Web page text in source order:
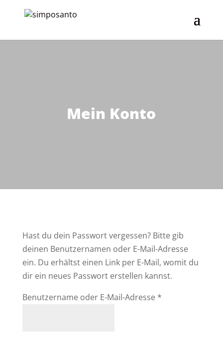
Mein Konto
Hast du dein Passwort vergessen? Bitte gib
deinen Benutzernamen oder E-Mail-Adresse
ein. Du erhältst einen Link per E-Mail, womit du
dir ein neues Passwort erstellen kannst.
Benutzername oder E-Mail-Adresse *Erforderlich